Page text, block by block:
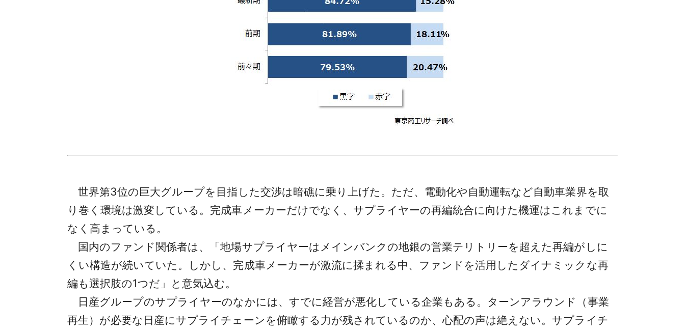
世界第3位の巨大グループを目指した交渉は暗礁に乗り上げた。ただ、電動化や自動運転など自動車業界を取
り巻く環境は激変している。完成車メーカーだけでなく、サプライヤーの再編統合に向けた機運はこれまでに
なく高まっている。
国内のファンド関係者は、「地場サプライヤーはメインバンクの地銀の営業テリトリーを超えた再編がしに
くい構造が続いていた。しかし、完成車メーカーが激流に揉まれる中、ファンドを活用したダイナミックな再
編も選択肢の1つだ」と意気込む。
日産グループのサプライヤーのなかには、すでに経営が悪化している企業もある。ターンアラウンド（事業
再生）が必要な日産にサプライチェーンを俯瞰する力が残されているのか、心配の声は絶えない。サプライチ